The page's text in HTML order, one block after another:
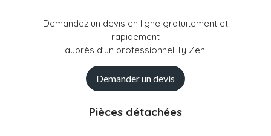
Demandez un devis en ligne gratuitement et
rapidement
auprès d'un professionnel Ty Zen.
Demander un devis
Pièces détachées